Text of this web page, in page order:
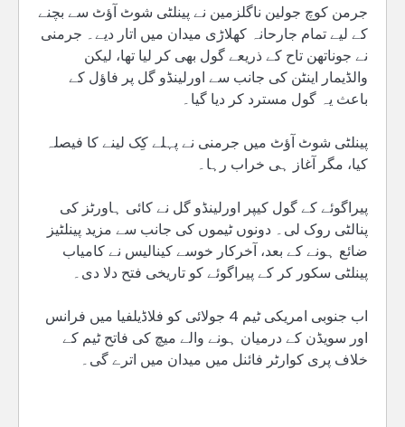
جرمن کوچ جولین ناگلزمین نے پینلٹی شوٹ آؤٹ سے بچنے
کے لیے تمام جارحانہ کھلاڑی میدان میں اتار دیے۔ جرمنی
نے جوناتھن تاح کے ذریعے گول بھی کر لیا تھا، لیکن
والڈیمار اینٹن کی جانب سے اورلینڈو گل پر فاؤل کے
باعث یہ گول مسترد کر دیا گیا۔
پینلٹی شوٹ آؤٹ میں جرمنی نے پہلے کِک لینے کا فیصلہ
کیا، مگر آغاز ہی خراب رہا۔
پیراگوئے کے گول کیپر اورلینڈو گل نے کائی ہاورٹز کی
پنالٹی روک لی۔ دونوں ٹیموں کی جانب سے مزید پینلٹیز
ضائع ہونے کے بعد، آخرکار خوسے کینالیس نے کامیاب
پینلٹی سکور کر کے پیراگوئے کو تاریخی فتح دلا دی۔
اب جنوبی امریکی ٹیم 4 جولائی کو فلاڈیلفیا میں فرانس
اور سویڈن کے درمیان ہونے والے میچ کی فاتح ٹیم کے
خلاف پری کوارٹر فائنل میں میدان میں اترے گی۔